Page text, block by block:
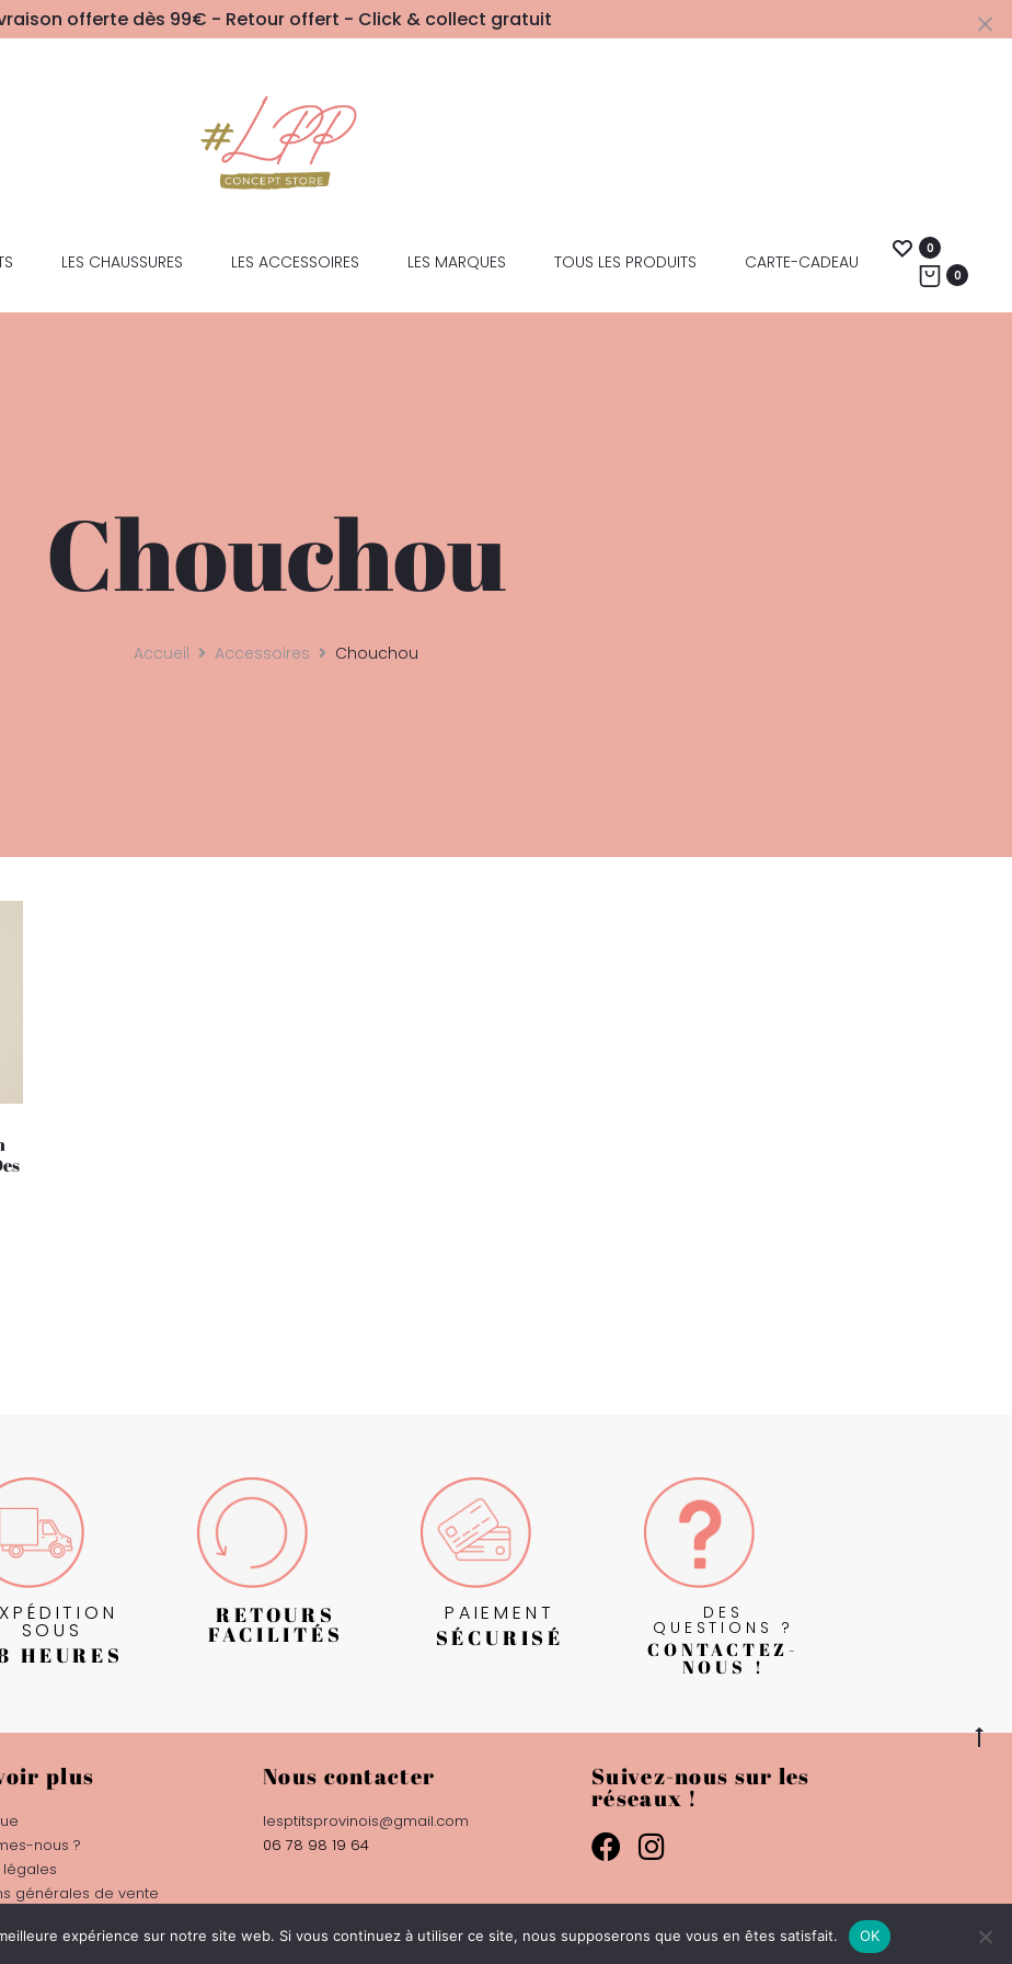
offerte dès 99€ - Retour offert - Click & collect gratuit
LES CHAUSSURES LES ACCESSOIRES LES MARQUES TOUS LES PRODUITS CARTE-CADEAU
0
0
Chouchou
Accueil Accessoires Chouchou
SOUS
HEURES
RETOURS
FACILITÉS
PAIEMENT
SÉCURISÉ
DES
QUESTIONS ?
CONTACTEZ-
NOUS !
plus
nous ?
légales
générales de vente
Nous contacter
lesptitsprovinois@gmail.com
06 78 98 19 64
Suivez-nous sur les
réseaux !
expérience sur notre site web. Si vous continuez à utiliser ce site, nous supposerons que vous en êtes satisfait. OK